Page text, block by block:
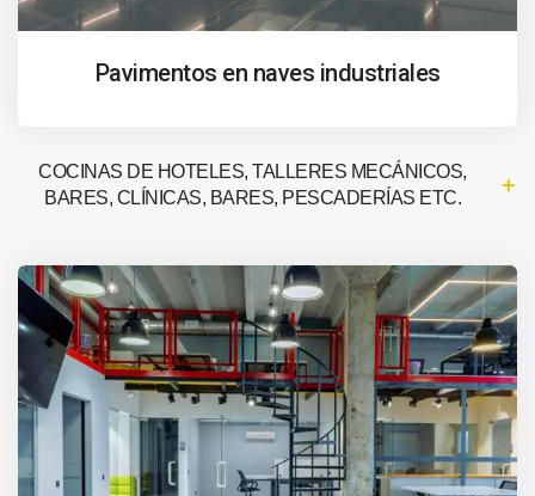
Pavimentos en naves industriales
COCINAS DE HOTELES, TALLERES MECÁNICOS,
BARES, CLÍNICAS, BARES, PESCADERÍAS ETC.